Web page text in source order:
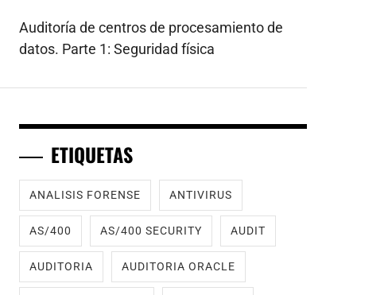
Auditoría de centros de procesamiento de
datos. Parte 1: Seguridad física
ETIQUETAS
ANALISIS FORENSE ANTIVIRUS
AS/400 AS/400 SECURITY AUDIT
AUDITORIA AUDITORIA ORACLE